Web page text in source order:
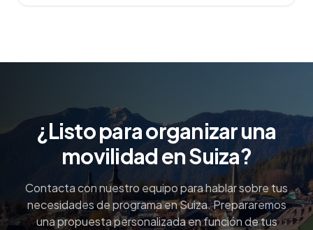
¿Listo para organizar una
movilidad en Suiza?
Contacta con nuestro equipo para hablar sobre tus
necesidades de programa en Suiza. Prepararemos
una propuesta personalizada en función de tus